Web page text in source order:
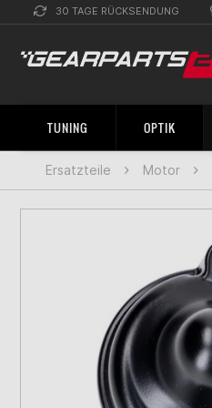
30 TAGE RÜCKSENDUNG
TUNING OPTIK
Ersatzteile Motor